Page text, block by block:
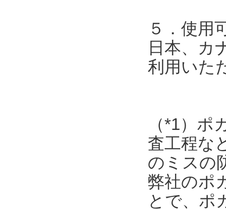
５．使用
日本、カ
利用いた
（*1）
査工程な
のミスの
弊社のポ
とで、ポ